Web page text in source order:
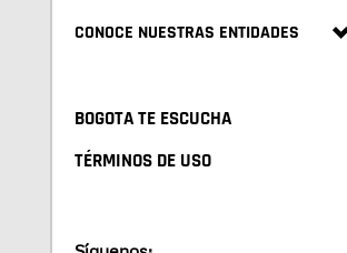
CONOCE NUESTRAS ENTIDADES
BOGOTA TE ESCUCHA
TÉRMINOS DE USO